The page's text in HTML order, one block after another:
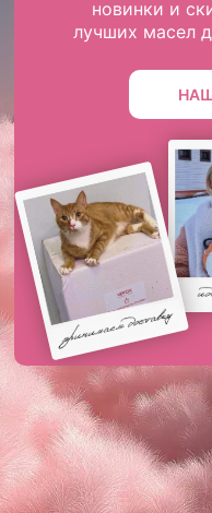
новинки и
лучших масел